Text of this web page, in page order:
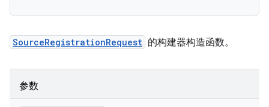
SourceRegistrationRequest 的构建器构造函数。
参数